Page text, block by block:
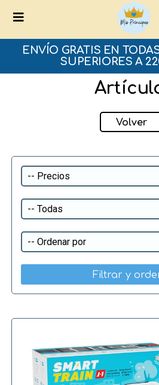
ENVÍO GRATIS EN
SUPERIORES A
Volver